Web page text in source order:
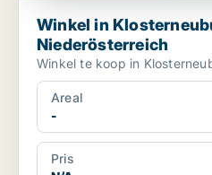
Winkel in
Niederösterreich
Winkel te koop in
Areal
-
Pris